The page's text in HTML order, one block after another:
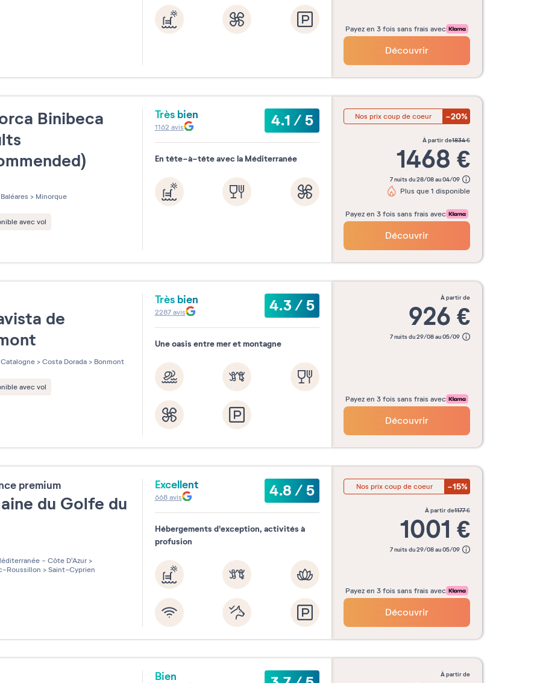
Payez en 3 fois sans frais avec
Découvrir
Binibeca
sur 5
Baléares > Minorque
avec vol
Très bien 4.1/5
1162 avis
En tête-à-tête avec la Méditerranée
Nos prix coup de coeur -20%
à partir de1834€
1468 €
7 nuits du 28/08 au 04/09
Plus que 1 disponible
Payez en 3 fois sans frais avec
Découvrir
de
Catalogne > Costa Dorada > Bonmont
avec vol
Très bien 4.3/5
2287avis
Une oasis entre mer et montagne
à partir de
926 €
7 nuits du 29/08 au 05/09
Payez en 3 fois sans frais avec
Découvrir
premium
du Golfe du
sur 5 - Côte D'Azur >
Roussillon > Saint-Cyprien
Excellent 4.8/5
668avis
Hébergements d'exception, activités à
profusion
Nos prix coup de coeur -15%
à partir de1177€
1001 €
7 nuits du 29/08 au 05/09
Payez en 3 fois sans frais avec
Découvrir
Bien à partir de